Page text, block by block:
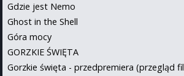
Gdzie jest Nemo
Ghost in the Shell
Góra mocy
GORZKIE ŚWIĘTA
Gorzkie święta - przedpremiera (przegląd